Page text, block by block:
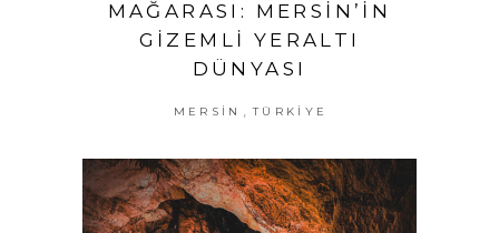
MAĞARASI: MERSIN’IN
GIZEMLI YERALTI
DÜNYASI
MERSIN TÜRKIYE